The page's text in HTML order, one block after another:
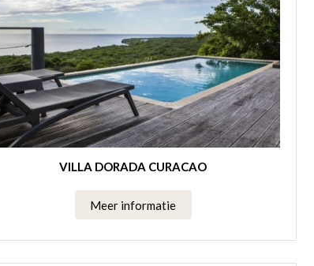
VILLA DORADA CURACAO
Meer informatie